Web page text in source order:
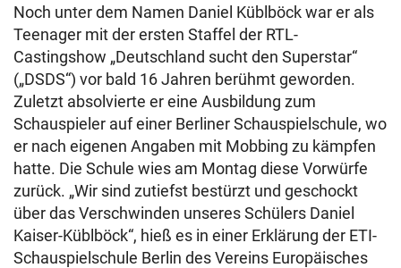
Noch unter dem Namen Daniel Küblböck war er als
Teenager mit der ersten Staffel der RTL-
Castingshow „Deutschland sucht den Superstar“
(„DSDS“) vor bald 16 Jahren berühmt geworden.
Zuletzt absolvierte er eine Ausbildung zum
Schauspieler auf einer Berliner Schauspielschule, wo
er nach eigenen Angaben mit Mobbing zu kämpfen
hatte. Die Schule wies am Montag diese Vorwürfe
zurück. „Wir sind zutiefst bestürzt und geschockt
über das Verschwinden unseres Schülers Daniel
Kaiser-Küblböck“, hieß es in einer Erklärung der ETI-
Schauspielschule Berlin des Vereins Europäisches